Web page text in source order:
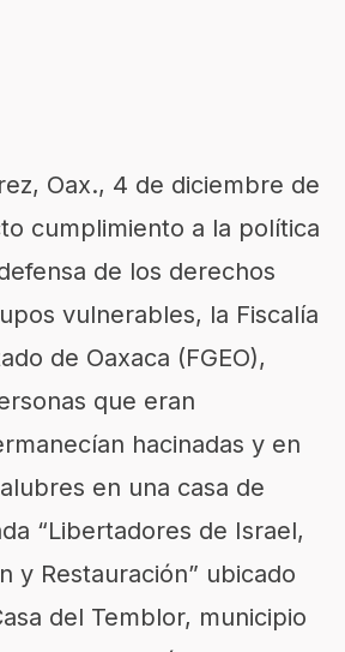
Oax., 4 de diciembre de
cumplimiento a la política
de los derechos
vulnerables, la Fiscalía
de Oaxaca (FGEO),
que eran
hacinadas y en
en una casa de
“Libertadores de Israel,
y Restauración” ubicado
del Temblor, municipio